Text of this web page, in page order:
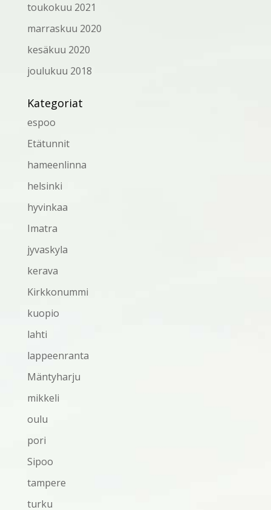
toukokuu 2021
marraskuu 2020
kesäkuu 2020
joulukuu 2018
Kategoriat
espoo
Etätunnit
hameenlinna
helsinki
hyvinkaa
Imatra
jyvaskyla
kerava
Kirkkonummi
kuopio
lahti
lappeenranta
Mäntyharju
mikkeli
oulu
pori
Sipoo
tampere
turku